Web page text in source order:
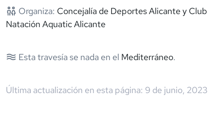
Organiza: Concejalía de Deportes Alicante y Club
Natación Aquatic Alicante
Esta travesía se nada en el Mediterráneo.
Última actualización en esta página: 9 de junio, 2023